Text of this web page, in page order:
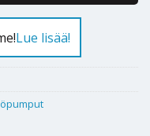
Lue lisää!